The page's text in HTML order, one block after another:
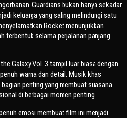
Guardians bukan hanya sekadar
keluarga yang saling melindungi satu
Rocket menunjukkan
terbentuk selama perjalanan panjang
Galaxy Vol. 3 tampil luar biasa dengan
warna dan detail. Musik khas
penting yang membuat suasana
di berbagai momen penting.
emosi membuat film ini menjadi